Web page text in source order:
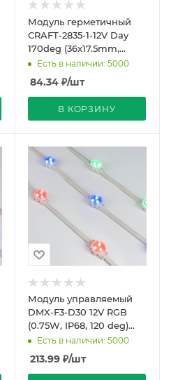
Модуль герметичный
CRAFT-2835-1-12V Day
170deg (36x17.5mm,
0.6W, IP65) (Arlight,
Закрытый)
Есть в наличии: 5000
84.34₽/шт
В КОРЗИНУ
Модуль управляемый
DMX-F3-D30 12V RGB
(0.75W, IP68, 120 deg)
(Arlight, Пластик, 3 года)
Есть в наличии: 5000
213.99₽/шт